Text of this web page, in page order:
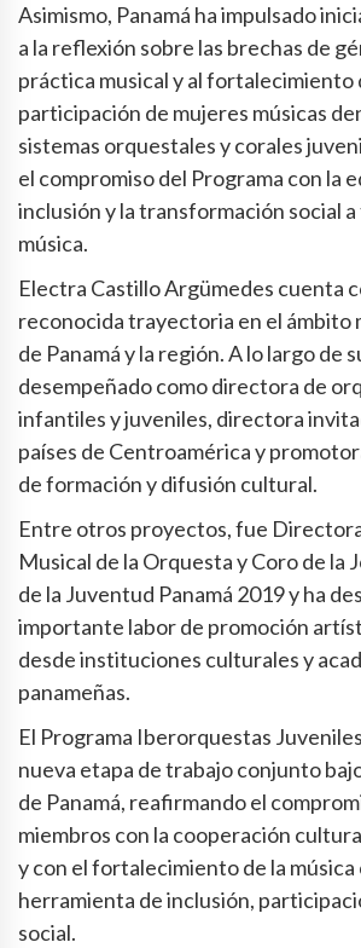
Asimismo, Panamá ha impulsado
a la reflexión sobre las brechas de
práctica musical y al fortalecimiento
participación de mujeres músicas
sistemas orquestales y corales
el compromiso del Programa con la
inclusión y la transformación social a
música.
Electra Castillo Argümedes cuenta
reconocida trayectoria en el ámbito
de Panamá y la región. A lo largo de
desempeñado como directora de
infantiles y juveniles, directora
países de Centroamérica y
de formación y difusión cultural.
Entre otros proyectos, fue
Musical de la Orquesta y Coro de la
de la Juventud Panamá 2019 y ha
importante labor de promoción
desde instituciones culturales y
panameñas.
El Programa Iberorquestas
nueva etapa de trabajo conjunto
de Panamá, reafirmando el
miembros con la cooperación
y con el fortalecimiento de la música
herramienta de inclusión,
social.